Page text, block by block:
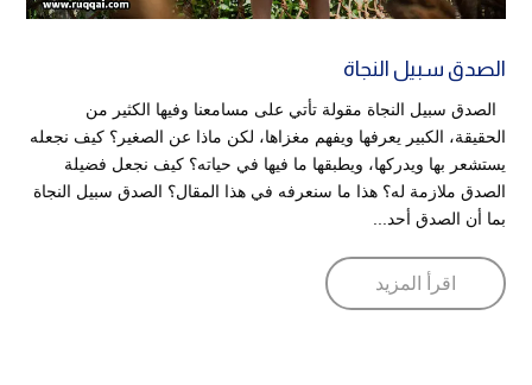
الصدق سبيل النجاة
الصدق سبيل النجاة مقولة تأتي على مسامعنا وفيها الكثير من
الحقيقة، الكبير يعرفها ويفهم مغزاها، لكن ماذا عن الصغير؟ كيف نجعله
يستشعر بها ويدركها، ويطبقها ما فيها في حياته؟ كيف نجعل فضيلة
الصدق ملازمة له؟ هذا ما سنعرفه في هذا المقال؟ الصدق سبيل النجاة
بما أن الصدق أحد...
اقرأ المزيد